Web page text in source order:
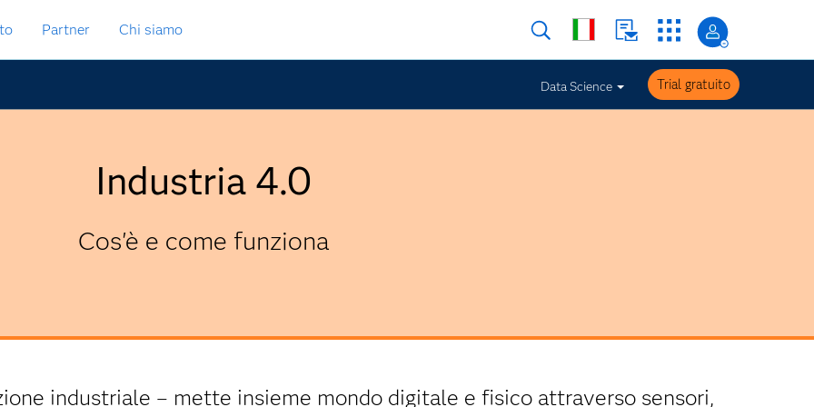
Partner Chi siamo
Data Science Trial gratuito
Industria 4.0
Cos'è e come funziona
industriale – mette insieme mondo digitale e fisico attraverso sensori,